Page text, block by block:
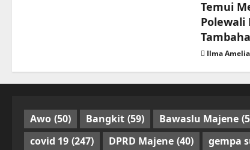
Temui
Polewali
Ilma Amelia
Awo (50) Bangkit (59) Bawaslu Majene
covid 19 (247) DPRD Majene (40) gempa